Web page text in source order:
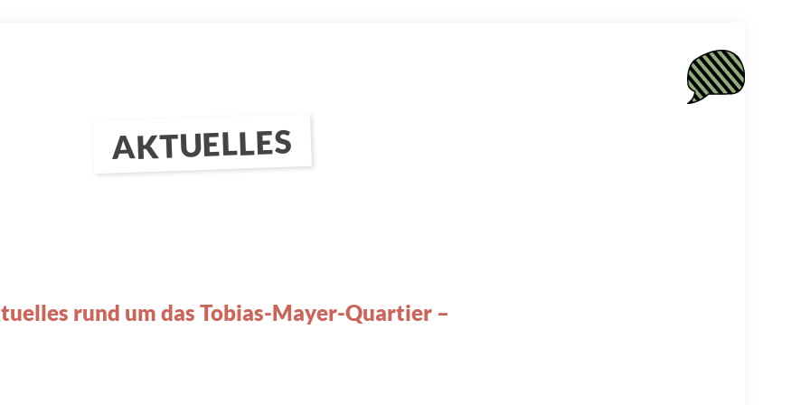
AKTUELLES
rund um das Tobias-Mayer-Quartier –